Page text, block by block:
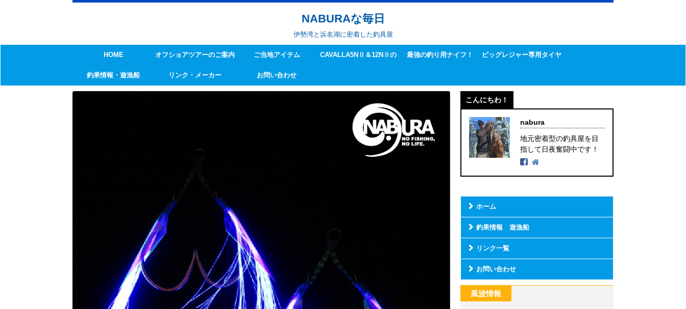
NABURAな毎日
伊勢湾と浜名湖に密着した釣具屋
HOME オフショアツアーのご案内 ご当地アイテム CAVALLA5NⅡ＆12NⅡの 最強の釣り用ナイフ！ ビッグレジャー専用タイヤ
釣果情報・遊漁船 リンク・メーカー お問い合わせ
こんにちわ！
nabura
地元密着型の釣具屋を目
指して日夜奮闘中です！
ホーム
釣果情報 遊漁船
リンク一覧
お問い合わせ
風波情報